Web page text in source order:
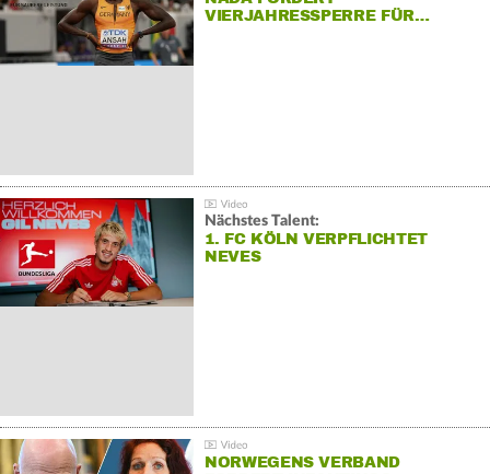
VIERJAHRESSPERRE FÜR…
Nächstes Talent:
1. FC KÖLN VERPFLICHTET
NEVES
NORWEGENS VERBAND